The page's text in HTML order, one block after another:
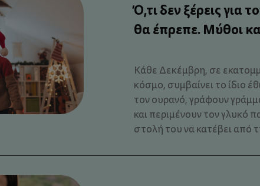
Ό,τι δεν ξέρεις για
θα έπρεπε. Μύθοι
Κάθε Δεκέμβρη, σε
κόσμο, συμβαίνει το ίδιο
τον ουρανό, γράφουν
και περιμένουν τον γλυκό
στολή του να κατέβει από